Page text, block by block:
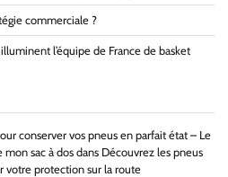
commerciale ?
l’équipe de France de basket
conserver vos pneus en parfait état – Le
sac à dos dans Découvrez les pneus
votre protection sur la route